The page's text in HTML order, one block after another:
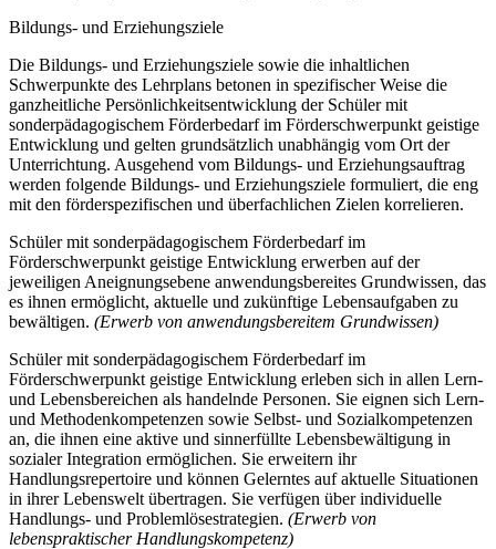
Bildungs- und Erziehungsziele
Die Bildungs- und Erziehungsziele sowie die inhaltlichen
Schwerpunkte des Lehrplans betonen in spezifischer Weise die
ganzheitliche Persönlichkeitsentwicklung der Schüler mit
sonderpädagogischem Förderbedarf im Förderschwerpunkt geistige
Entwicklung und gelten grundsätzlich unabhängig vom Ort der
Unterrichtung. Ausgehend vom Bildungs- und Erziehungsauftrag
werden folgende Bildungs- und Erziehungsziele formuliert, die eng
mit den förderspezifischen und überfachlichen Zielen korrelieren.
Schüler mit sonderpädagogischem Förderbedarf im
Förderschwerpunkt geistige Entwicklung erwerben auf der
jeweiligen Aneignungsebene anwendungsbereites Grundwissen, das
es ihnen ermöglicht, aktuelle und zukünftige Lebensaufgaben zu
bewältigen. (Erwerb von anwendungsbereitem Grundwissen)
Schüler mit sonderpädagogischem Förderbedarf im
Förderschwerpunkt geistige Entwicklung erleben sich in allen Lern-
und Lebensbereichen als handelnde Personen. Sie eignen sich Lern-
und Methodenkompetenzen sowie Selbst- und Sozialkompetenzen
an, die ihnen eine aktive und sinnerfüllte Lebensbewältigung in
sozialer Integration ermöglichen. Sie erweitern ihr
Handlungsrepertoire und können Gelerntes auf aktuelle Situationen
in ihrer Lebenswelt übertragen. Sie verfügen über individuelle
Handlungs- und Problemlösestrategien. (Erwerb von
lebenspraktischer Handlungskompetenz)